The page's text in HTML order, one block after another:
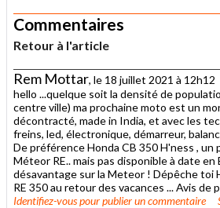
Commentaires
Retour à l'article
Rem Mottar, le 18 juillet 2021 à 12h12
hello ...quelque soit la densité de
centre ville) ma prochaine moto est un
décontracté, made in India, et avec les
freins, led, électronique, démarreur,
De préférence Honda CB 350 H'ness , un
Méteor RE.. mais pas disponible à date en
désavantage sur la Meteor ! Dépêche toi
RE 350 au retour des vacances ... Avis de
Identifiez-vouspour publier un commentaire